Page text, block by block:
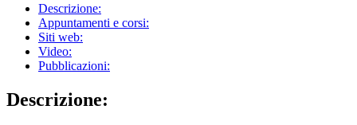
Descrizione:
Appuntamenti e corsi:
Siti web:
Video:
Pubblicazioni:
Descrizione: